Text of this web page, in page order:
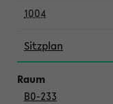
1004
Sitzplan
B0-233